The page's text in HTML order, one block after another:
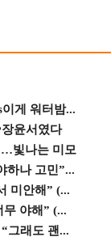
게 워터밤...
윤서였다
…빛나는 미모
하나 고민”...
미안해” (...
야해” (...
그래도 괜...